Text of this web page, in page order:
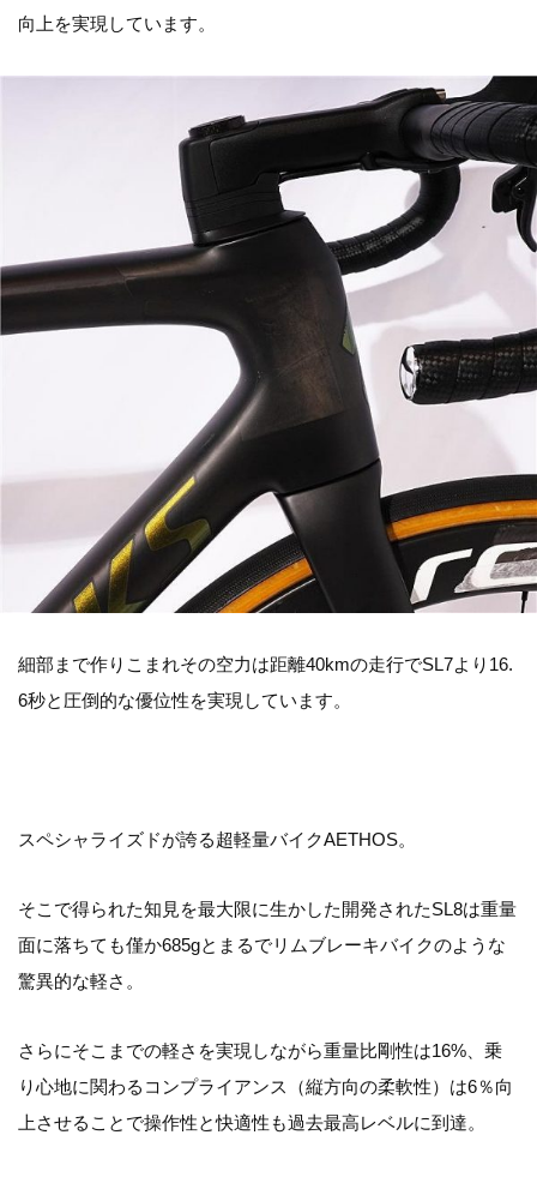
向上を実現しています。
細部まで作りこまれその空力は距離40kmの走行でSL7より16.
6秒と圧倒的な優位性を実現しています。
スペシャライズドが誇る超軽量バイクAETHOS。
そこで得られた知見を最大限に生かした開発されたSL8は重量
面に落ちても僅か685gとまるでリムブレーキバイクのような
驚異的な軽さ。
さらにそこまでの軽さを実現しながら重量比剛性は16%、乗
り心地に関わるコンプライアンス（縦方向の柔軟性）は6％向
上させることで操作性と快適性も過去最高レベルに到達。